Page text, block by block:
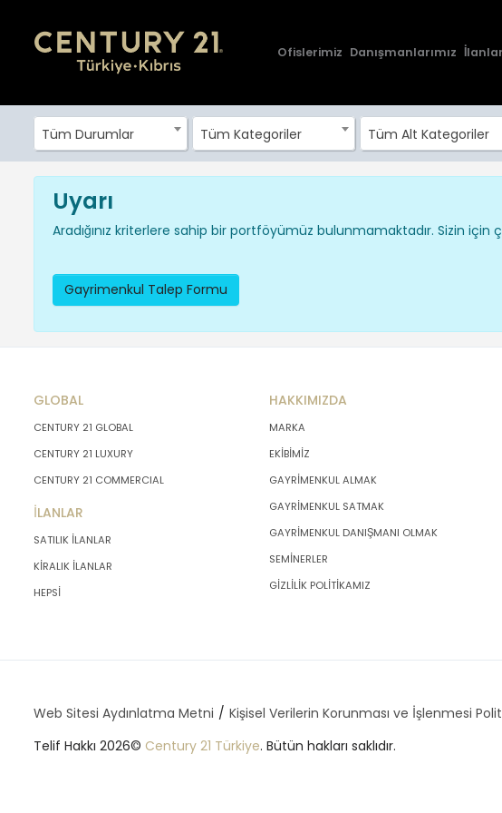
Ofislerimiz Danışmanlarımız İlanlar
Tüm Durumlar Tüm Kategoriler Tüm Alt Kategoriler
Uyarı
Aradığınız kriterlere sahip bir portföyümüz bulunmamaktadır. Sizin
Gayrimenkul Talep Formu
GLOBAL
CENTURY 21 GLOBAL
CENTURY 21 LUXURY
CENTURY 21 COMMERCIAL
İLANLAR
SATILIK İLANLAR
KİRALIK İLANLAR
HEPSİ
HAKKIMIZDA
MARKA
EKİBİMİZ
GAYRİMENKUL ALMAK
GAYRİMENKUL SATMAK
GAYRİMENKUL DANIŞMANI OLMAK
SEMİNERLER
GİZLİLİK POLİTİKAMIZ
Web Sitesi Aydınlatma Metni Kişisel Verilerin Korunması ve İşlenmesi
Telif Hakkı 2026© Century 21 Türkiye. Bütün hakları saklıdır.